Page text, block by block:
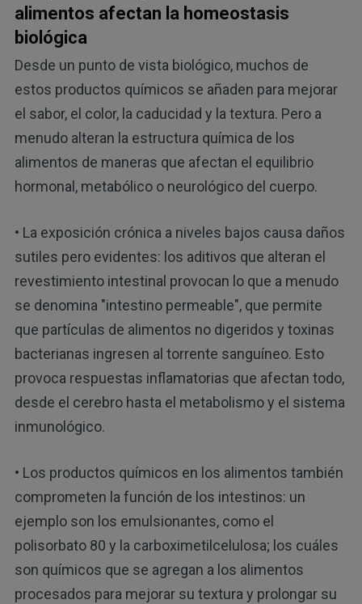
alimentos afectan la homeostasis
biológica
Desde un punto de vista biológico, muchos de
estos productos químicos se añaden para mejorar
el sabor, el color, la caducidad y la textura. Pero a
menudo alteran la estructura química de los
alimentos de maneras que afectan el equilibrio
hormonal, metabólico o neurológico del cuerpo.
• La exposición crónica a niveles bajos causa daños
sutiles pero evidentes: los aditivos que alteran el
revestimiento intestinal provocan lo que a menudo
se denomina "intestino permeable", que permite
que partículas de alimentos no digeridos y toxinas
bacterianas ingresen al torrente sanguíneo. Esto
provoca respuestas inflamatorias que afectan todo,
desde el cerebro hasta el metabolismo y el sistema
inmunológico.
• Los productos químicos en los alimentos también
comprometen la función de los intestinos: un
ejemplo son los emulsionantes, como el
polisorbato 80 y la carboximetilcelulosa; los cuáles
son químicos que se agregan a los alimentos
procesados para mejorar su textura y prolongar su